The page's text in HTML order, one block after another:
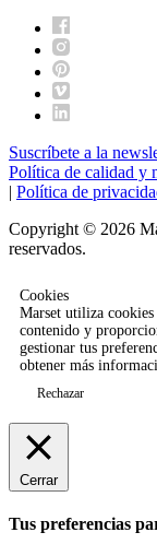
Suscríbete a la
Política de calidad y
| Política de
Copyright © 2026
reservados.
Cookies
Marset utiliza
contenido y
gestionar tus
obtener más
Rechazar
Cerrar
Tus preferencias